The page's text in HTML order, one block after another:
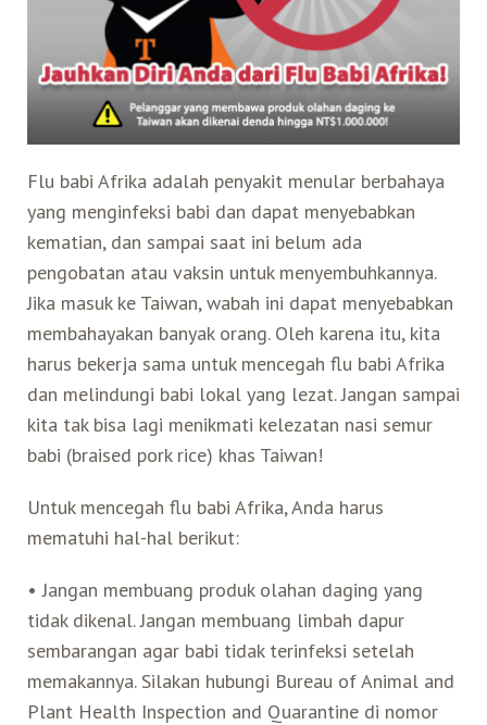
Agen Perjalanan
Mata Air Panas
LOHAS
Ekowisata
Wisata Kereta Api
Budaya & Warisan
Wisata Senior
Wisata Yang Dapat Diakses
Belanja
Pasar Malam
Tur Bis Wisata
Wisata Alam – Scenic Spot
Taiwan Tips
Teh Kelas Dunia
Bis
U-Bike
Mobil
Bandara Internasional
Atraksi Taiwan Bagian Timur
Atraksi Taiwan Bagian Tengah
Atraksi Taiwan Bagian Selatan
Atraksi Kepulauan di Pesisir Pantai
Flu babi Afrika adalah penyakit menular berbahaya
yang menginfeksi babi dan dapat menyebabkan
kematian, dan sampai saat ini belum ada
pengobatan atau vaksin untuk menyembuhkannya.
Jika masuk ke Taiwan, wabah ini dapat menyebabkan
membahayakan banyak orang. Oleh karena itu, kita
harus bekerja sama untuk mencegah flu babi Afrika
dan melindungi babi lokal yang lezat. Jangan sampai
kita tak bisa lagi menikmati kelezatan nasi semur
babi (braised pork rice) khas Taiwan!
Untuk mencegah flu babi Afrika, Anda harus
mematuhi hal-hal berikut:
• Jangan membuang produk olahan daging yang
tidak dikenal. Jangan membuang limbah dapur
sembarangan agar babi tidak terinfeksi setelah
memakannya. Silakan hubungi Bureau of Animal and
Plant Health Inspection and Quarantine di nomor